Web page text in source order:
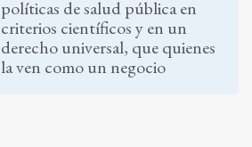
políticas de salud pública en
criterios científicos y en un
derecho universal, que quienes
la ven como un negocio